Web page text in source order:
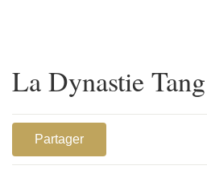
La Dynastie Tang
Partager